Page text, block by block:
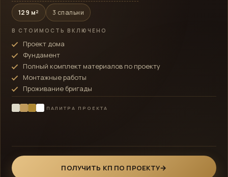
129 м² 3 спальни
В СТОИМОСТЬ ВКЛЮЧЕНО
Проект дома
Фундамент
Полный комплект материалов по проекту
Монтажные работы
Проживание бригады
ПАЛИТРА ПРОЕКТА
ПОЛУЧИТЬ КП ПО ПРОЕКТУ